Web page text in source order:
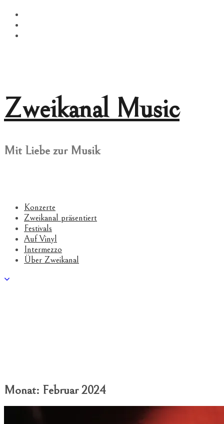
Springe
zum
Inhalt
Zweikanal Music
Mit Liebe zur Musik
Konzerte
Zweikanal präsentiert
Festivals
Auf Vinyl
Intermezzo
Über Zweikanal
Monat: Februar 2024